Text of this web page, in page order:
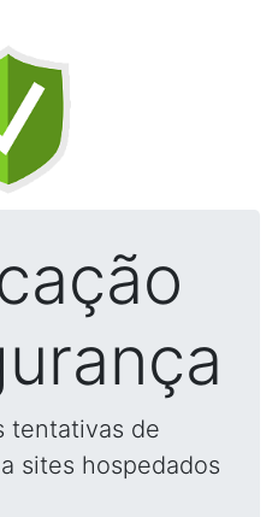
tentativas de
sites hospedados